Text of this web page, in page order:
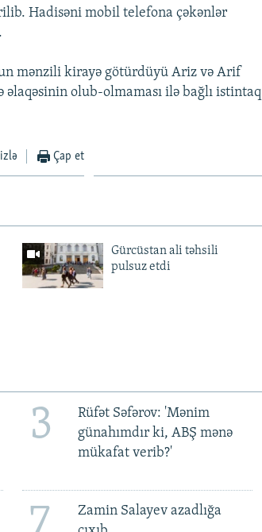
Hadisəni mobil telefona çəkənlər
mənzili kirayə götürdüyü Ariz və Arif
əlaqəsinin olub-olmaması ilə bağlı istintaq
Çap et
Gürcüstan ali təhsili
pulsuz etdi
3
Rüfət Səfərov: 'Mənim
günahımdır ki, ABŞ mənə
mükafat verib?'
Zamin Salayev azadlığa